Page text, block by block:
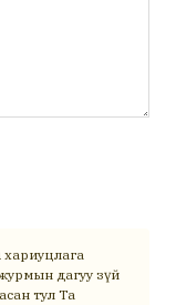
хариуцлага
дагуу зүй
тул Та